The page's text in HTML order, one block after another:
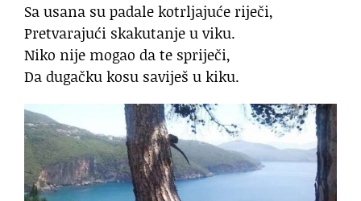
Sa usana su padale kotrljajuće riječi,
Pretvarajući skakutanje u viku.
Niko nije mogao da te spriječi,
Da dugačku kosu saviješ u kiku.